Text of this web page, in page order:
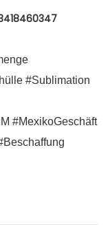
#Sublimation
#MexikoGeschäft